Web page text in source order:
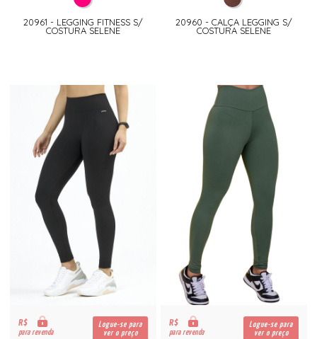
20961 - LEGGING FITNESS S/
COSTURA SELENE
20960 - CALÇA LEGGING S/
COSTURA SELENE
R$
para revenda
Logue-se para
ver o preço
R$
para revenda
Logue-se para
ver o preço